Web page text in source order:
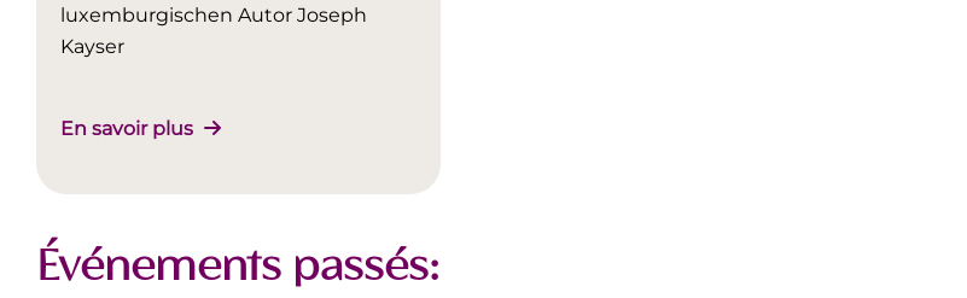
luxemburgischen Autor Joseph
Kayser
En savoir plus
Événements passés: